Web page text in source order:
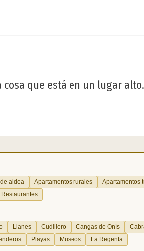
que está en un lugar alto.